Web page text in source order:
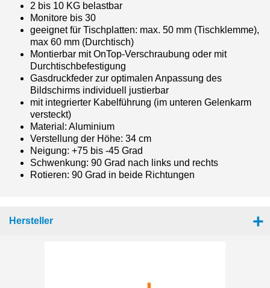
2 bis 10 KG belastbar
Monitore bis 30
geeignet für Tischplatten: max. 50 mm (Tischklemme),
max 60 mm (Durchtisch)
Montierbar mit OnTop-Verschraubung oder mit
Durchtischbefestigung
Gasdruckfeder zur optimalen Anpassung des
Bildschirms individuell justierbar
mit integrierter Kabelführung (im unteren Gelenkarm
versteckt)
Material: Aluminium
Verstellung der Höhe: 34 cm
Neigung: +75 bis -45 Grad
Schwenkung: 90 Grad nach links und rechts
Rotieren: 90 Grad in beide Richtungen
Hersteller